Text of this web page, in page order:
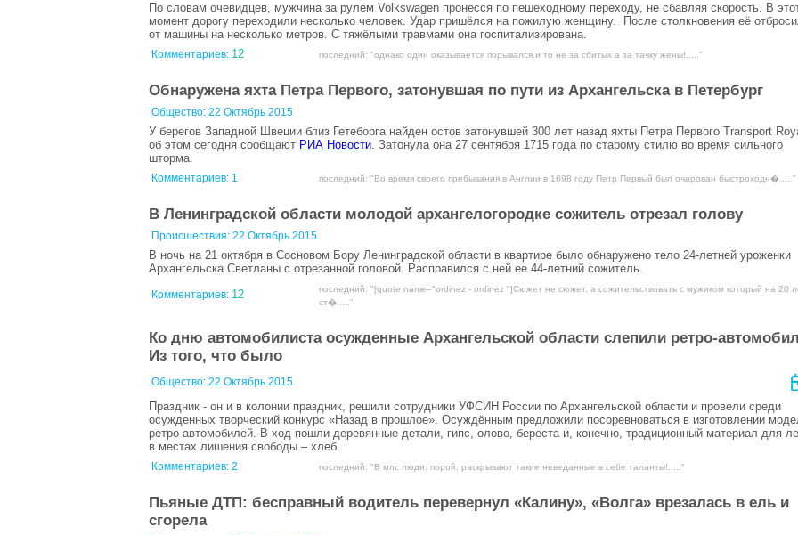
По словам очевидцев, мужчина за рулём Volkswagen пронесся по пешеходному переходу, не сбавляя скорость. В
момент дорогу переходили несколько человек. Удар пришёлся на пожилую женщину. После столкновения её
от машины на несколько метров. С тяжёлыми травмами она госпитализирована.
Комментариев: 12 последний: "однако один оказывается порывался.и то не за сбитых а за тачку жены!....."
Обнаружена яхта Петра Первого, затонувшая по пути из Архангельска в Петербург
Общество: 22 Октябрь 2015
У берегов Западной Швеции близ Гетеборга найден остов затонувшей 300 лет назад яхты Петра Первого Transport
об этом сегодня сообщают РИА Новости. Затонула она 27 сентября 1715 года по старому стилю во время сильного
шторма.
Комментариев: 1 последний: "Во время своего пребывания в Англии в 1698 году Петр Первый был очарован быстроходн�....."
В Ленинградской области молодой архангелогородке сожитель отрезал голову
Происшествия: 22 Октябрь 2015
В ночь на 21 октября в Сосновом Бору Ленинградской области в квартире было обнаружено тело 24-летней уроженки
Архангельска Светланы с отрезанной головой. Расправился с ней ее 44-летний сожитель.
Комментариев: 12
последний: "[quote name="ordinez - ordinez "]Сюжет не сюжет, а сожительствовать с мужиком который на 20
ст�....."
Ко дню автомобилиста осужденные Архангельской области слепили ретро-
Из того, что было
Общество: 22 Октябрь 2015
Праздник - он и в колонии праздник, решили сотрудники УФСИН России по Архангельской области и провели среди
осужденных творческий конкурс «Назад в прошлое». Осуждённым предложили посоревноваться в изготовлении
ретро-автомобилей. В ход пошли деревянные детали, гипс, олово, береста и, конечно, традиционный материал для
в местах лишения свободы – хлеб.
Комментариев: 2 последний: "В млс люди, порой, раскрывают такие неведанные в себе таланты!....."
Пьяные ДТП: бесправный водитель перевернул «Калину», «Волга» врезалась в ель и
сгорела